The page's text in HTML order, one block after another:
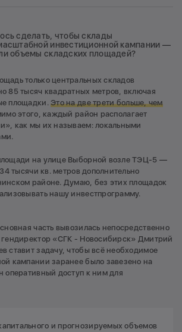
сделать, чтобы склады
инвестиционной кампании —
объемы складских площадей?
только центральных складов
85 тысяч квадратных метров, включая
площадки.Это на две трети больше, чем
этого, каждый район располагает
как мы их называем: локальными
на улице Выборной возле ТЭЦ-5 —
тысячи кв. метров дополнительно
районе. Думаю, без этих площадок
нашу инвестпрограмму.
часть вывозилась непосредственно
гендиректор «СГК - Новосибирск» Дмитрий
ставит задачу, чтобы всё необходимое
кампании заранее было завезено на
оперативный доступ к ним для
и прогнозируемых объемов